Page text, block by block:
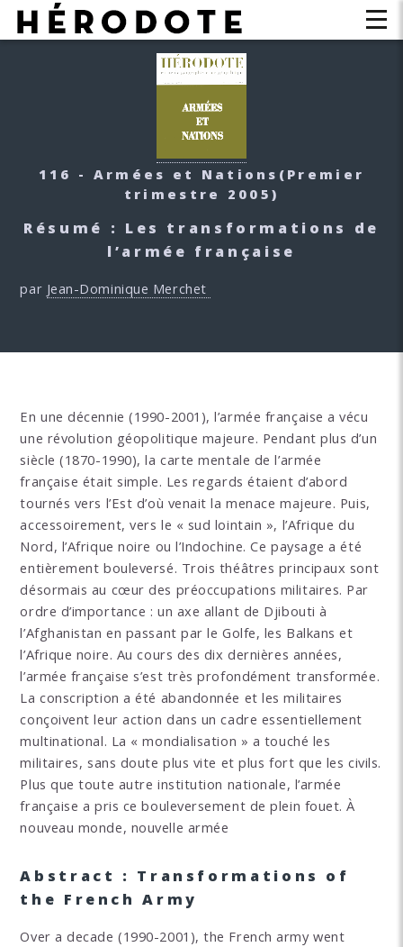
116 - Armées et Nations (Premier
trimestre 2005)
Résumé : Les transformations de
l’armée française
par Jean-Dominique Merchet
En une décennie (1990-2001), l’armée française a vécu
une révolution géopolitique majeure. Pendant plus d’un
siècle (1870-1990), la carte mentale de l’armée
française était simple. Les regards étaient d’abord
tournés vers l’Est d’où venait la menace majeure. Puis,
accessoirement, vers le « sud lointain », l’Afrique du
Nord, l’Afrique noire ou l’Indochine. Ce paysage a été
entièrement bouleversé. Trois théâtres principaux sont
désormais au cœur des préoccupations militaires. Par
ordre d’importance : un axe allant de Djibouti à
l’Afghanistan en passant par le Golfe, les Balkans et
l’Afrique noire. Au cours des dix dernières années,
l’armée française s’est très profondément transformée.
La conscription a été abandonnée et les militaires
conçoivent leur action dans un cadre essentiellement
multinational. La « mondialisation » a touché les
militaires, sans doute plus vite et plus fort que les civils.
Plus que toute autre institution nationale, l’armée
française a pris ce bouleversement de plein fouet. À
nouveau monde, nouvelle armée
Abstract : Transformations of
the French Army
Over a decade (1990-2001), the French army went